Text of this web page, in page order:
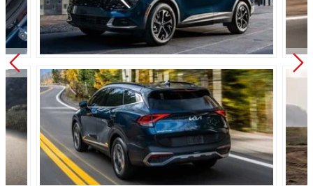
Ширина: 1865 мм 1865 мм
Высота: 1660 мм 1660 мм
Клиренс: 181 мм 181 мм
Масса: 1445 кг 1476 кг
Объём багажника: 543 л
Трансмиссия: Механическая